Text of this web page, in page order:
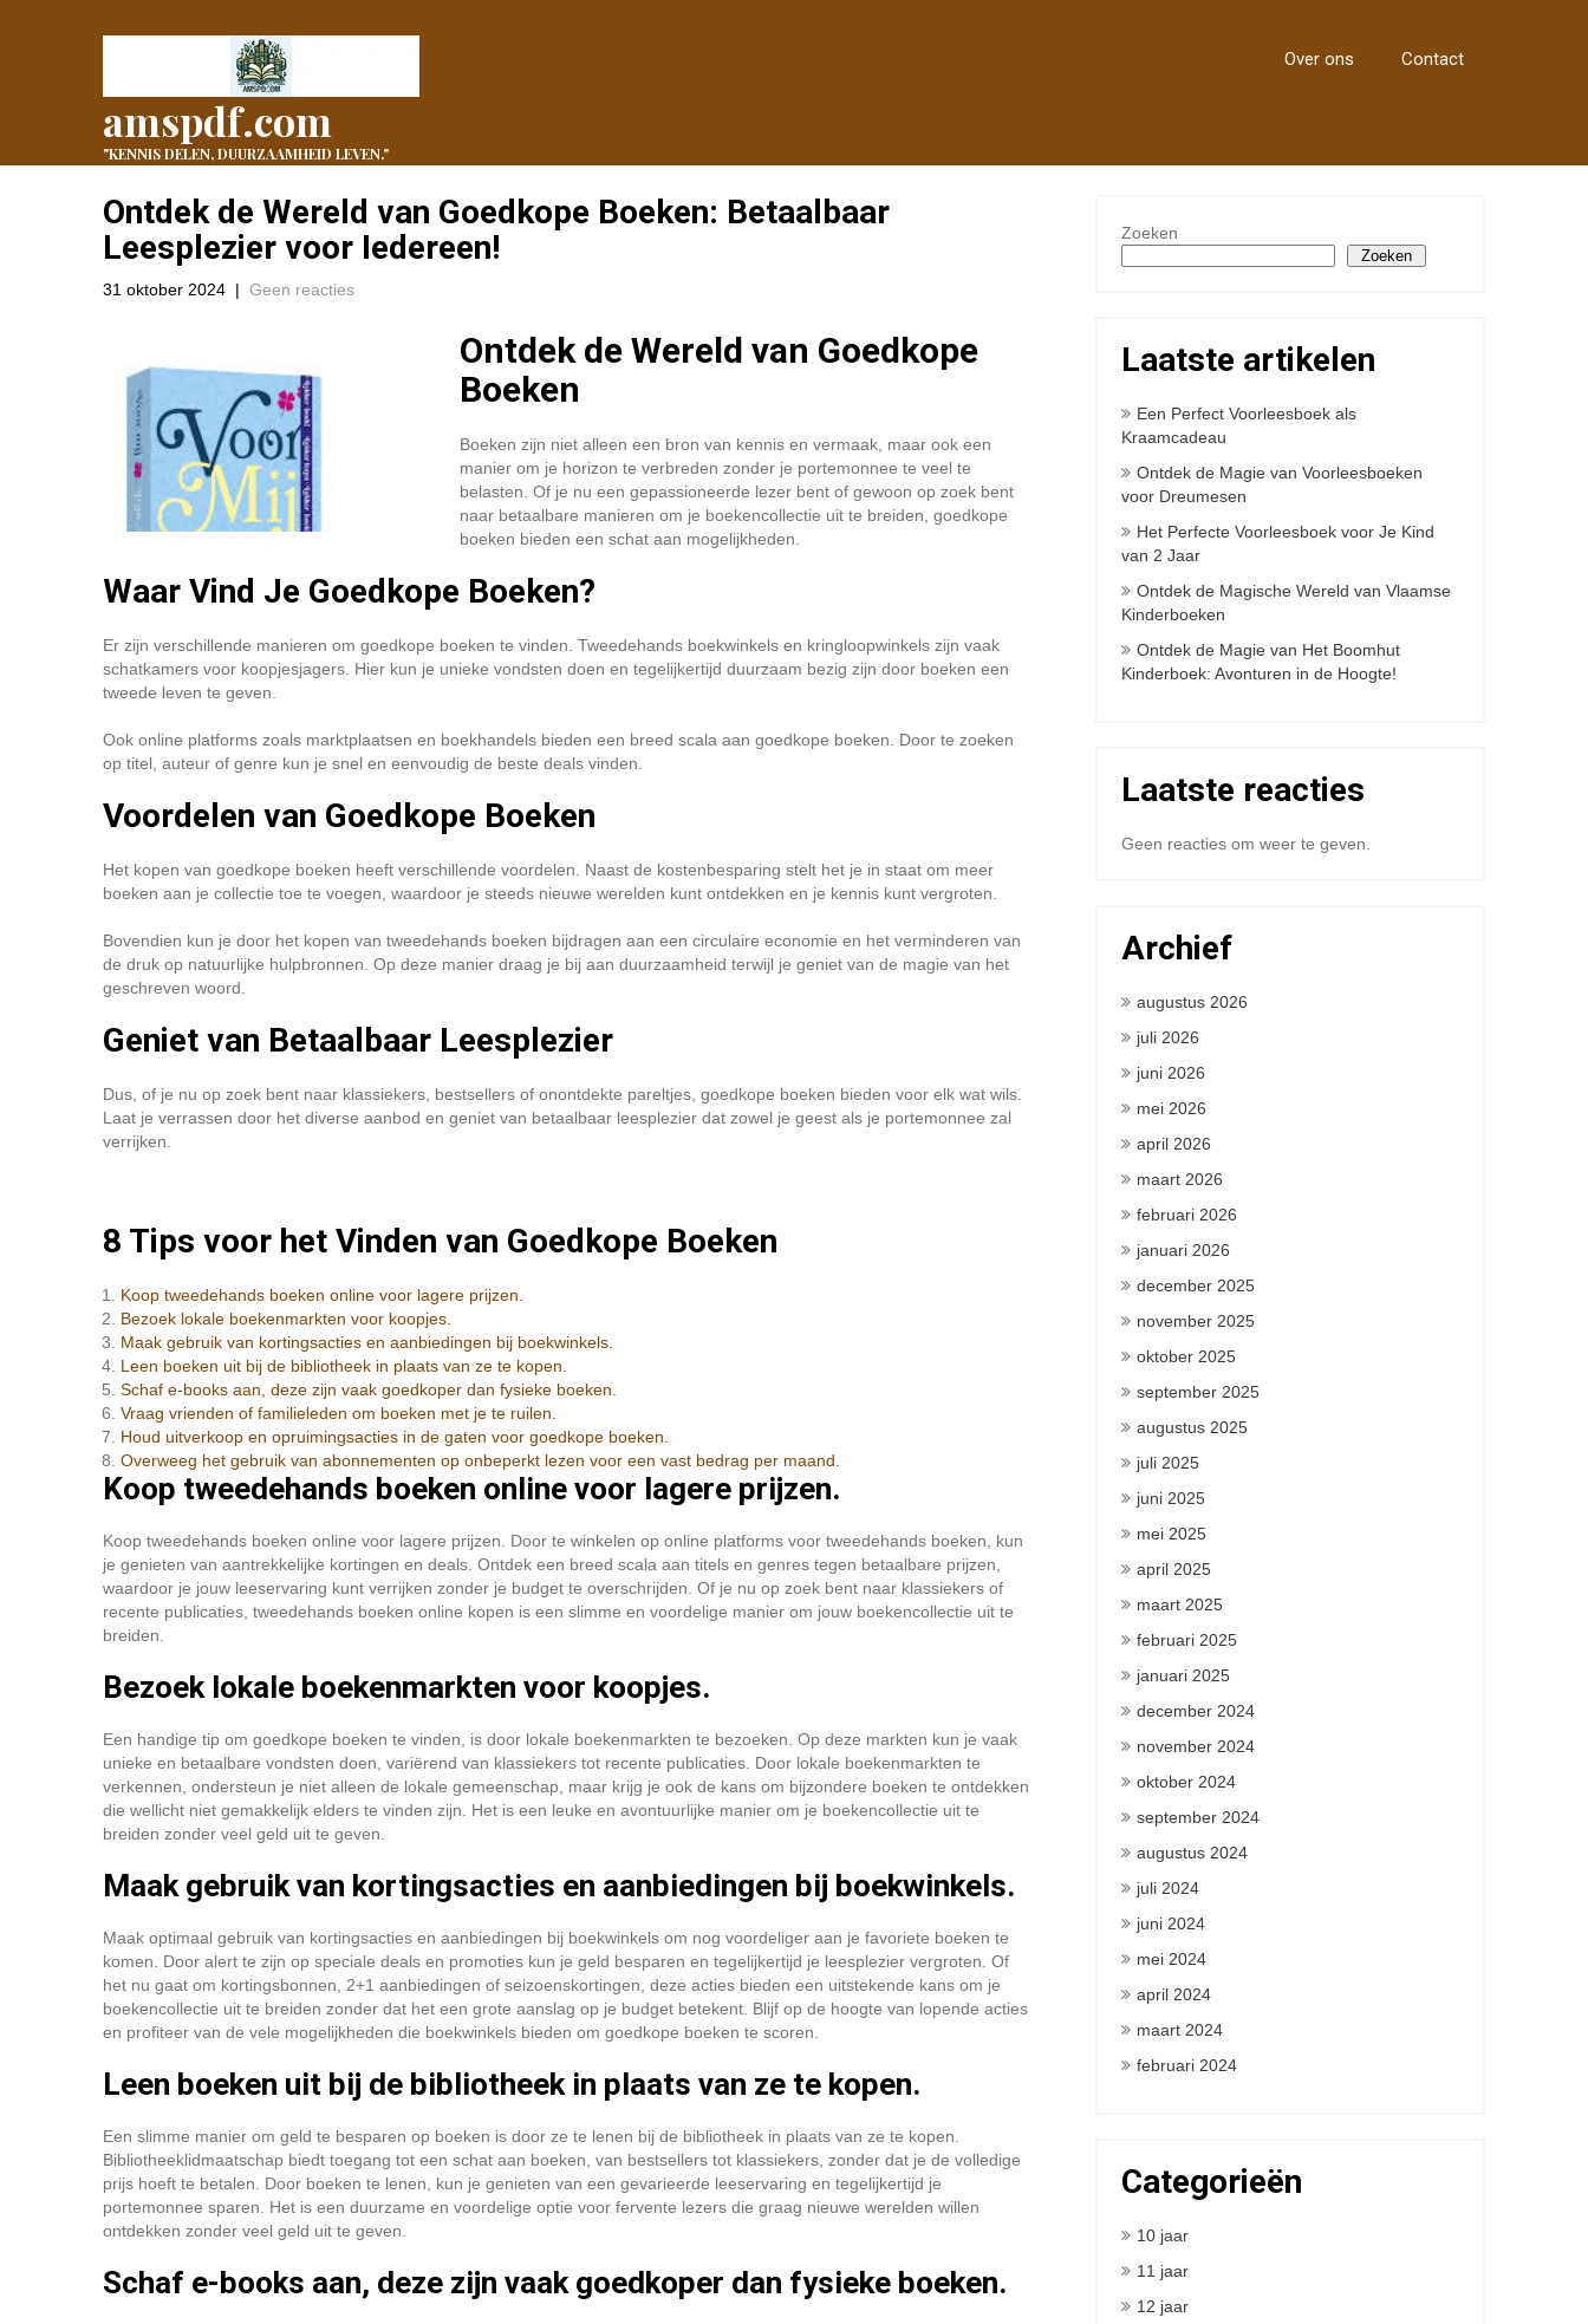
amspdf.com
"KENNIS DELEN, DUURZAAMHEID LEVEN."
Over ons Contact
Ontdek de Wereld van Goedkope Boeken: Betaalbaar
Leesplezier voor Iedereen!
31 oktober 2024 | Geen reacties
Ontdek de Wereld van Goedkope
Boeken
Boeken zijn niet alleen een bron van kennis en vermaak, maar ook een
manier om je horizon te verbreden zonder je portemonnee te veel te
belasten. Of je nu een gepassioneerde lezer bent of gewoon op zoek bent
naar betaalbare manieren om je boekencollectie uit te breiden, goedkope
boeken bieden een schat aan mogelijkheden.
Waar Vind Je Goedkope Boeken?
Er zijn verschillende manieren om goedkope boeken te vinden. Tweedehands boekwinkels en kringloopwinkels zijn vaak
schatkamers voor koopjesjagers. Hier kun je unieke vondsten doen en tegelijkertijd duurzaam bezig zijn door boeken een
tweede leven te geven.
Ook online platforms zoals marktplaatsen en boekhandels bieden een breed scala aan goedkope boeken. Door te zoeken
op titel, auteur of genre kun je snel en eenvoudig de beste deals vinden.
Voordelen van Goedkope Boeken
Het kopen van goedkope boeken heeft verschillende voordelen. Naast de kostenbesparing stelt het je in staat om meer
boeken aan je collectie toe te voegen, waardoor je steeds nieuwe werelden kunt ontdekken en je kennis kunt vergroten.
Bovendien kun je door het kopen van tweedehands boeken bijdragen aan een circulaire economie en het verminderen van
de druk op natuurlijke hulpbronnen. Op deze manier draag je bij aan duurzaamheid terwijl je geniet van de magie van het
geschreven woord.
Geniet van Betaalbaar Leesplezier
Dus, of je nu op zoek bent naar klassiekers, bestsellers of onontdekte pareltjes, goedkope boeken bieden voor elk wat wils.
Laat je verrassen door het diverse aanbod en geniet van betaalbaar leesplezier dat zowel je geest als je portemonnee zal
verrijken.
8 Tips voor het Vinden van Goedkope Boeken
Koop tweedehands boeken online voor lagere prijzen.
Bezoek lokale boekenmarkten voor koopjes.
Maak gebruik van kortingsacties en aanbiedingen bij boekwinkels.
Leen boeken uit bij de bibliotheek in plaats van ze te kopen.
Schaf e-books aan, deze zijn vaak goedkoper dan fysieke boeken.
Vraag vrienden of familieleden om boeken met je te ruilen.
Houd uitverkoop en opruimingsacties in de gaten voor goedkope boeken.
Overweeg het gebruik van abonnementen op onbeperkt lezen voor een vast bedrag per maand.
Koop tweedehands boeken online voor lagere prijzen.
Koop tweedehands boeken online voor lagere prijzen. Door te winkelen op online platforms voor tweedehands boeken, kun
je genieten van aantrekkelijke kortingen en deals. Ontdek een breed scala aan titels en genres tegen betaalbare prijzen,
waardoor je jouw leeservaring kunt verrijken zonder je budget te overschrijden. Of je nu op zoek bent naar klassiekers of
recente publicaties, tweedehands boeken online kopen is een slimme en voordelige manier om jouw boekencollectie uit te
breiden.
Bezoek lokale boekenmarkten voor koopjes.
Een handige tip om goedkope boeken te vinden, is door lokale boekenmarkten te bezoeken. Op deze markten kun je vaak
unieke en betaalbare vondsten doen, variërend van klassiekers tot recente publicaties. Door lokale boekenmarkten te
verkennen, ondersteun je niet alleen de lokale gemeenschap, maar krijg je ook de kans om bijzondere boeken te ontdekken
die wellicht niet gemakkelijk elders te vinden zijn. Het is een leuke en avontuurlijke manier om je boekencollectie uit te
breiden zonder veel geld uit te geven.
Maak gebruik van kortingsacties en aanbiedingen bij boekwinkels.
Maak optimaal gebruik van kortingsacties en aanbiedingen bij boekwinkels om nog voordeliger aan je favoriete boeken te
komen. Door alert te zijn op speciale deals en promoties kun je geld besparen en tegelijkertijd je leesplezier vergroten. Of
het nu gaat om kortingsbonnen, 2+1 aanbiedingen of seizoenskortingen, deze acties bieden een uitstekende kans om je
boekencollectie uit te breiden zonder dat het een grote aanslag op je budget betekent. Blijf op de hoogte van lopende acties
en profiteer van de vele mogelijkheden die boekwinkels bieden om goedkope boeken te scoren.
Leen boeken uit bij de bibliotheek in plaats van ze te kopen.
Een slimme manier om geld te besparen op boeken is door ze te lenen bij de bibliotheek in plaats van ze te kopen.
Bibliotheeklidmaatschap biedt toegang tot een schat aan boeken, van bestsellers tot klassiekers, zonder dat je de volledige
prijs hoeft te betalen. Door boeken te lenen, kun je genieten van een gevarieerde leeservaring en tegelijkertijd je
portemonnee sparen. Het is een duurzame en voordelige optie voor fervente lezers die graag nieuwe werelden willen
ontdekken zonder veel geld uit te geven.
Schaf e-books aan, deze zijn vaak goedkoper dan fysieke boeken.
Zoeken
Zoeken
Laatste artikelen
Een Perfect Voorleesboek als
Kraamcadeau
Ontdek de Magie van Voorleesboeken
voor Dreumesen
Het Perfecte Voorleesboek voor Je Kind
van 2 Jaar
Ontdek de Magische Wereld van Vlaamse
Kinderboeken
Ontdek de Magie van Het Boomhut
Kinderboek: Avonturen in de Hoogte!
Laatste reacties
Geen reacties om weer te geven.
Archief
augustus 2026
juli 2026
juni 2026
mei 2026
april 2026
maart 2026
februari 2026
januari 2026
december 2025
november 2025
oktober 2025
september 2025
augustus 2025
juli 2025
juni 2025
mei 2025
april 2025
maart 2025
februari 2025
januari 2025
december 2024
november 2024
oktober 2024
september 2024
augustus 2024
juli 2024
juni 2024
mei 2024
april 2024
maart 2024
februari 2024
Categorieën
10 jaar
11 jaar
12 jaar